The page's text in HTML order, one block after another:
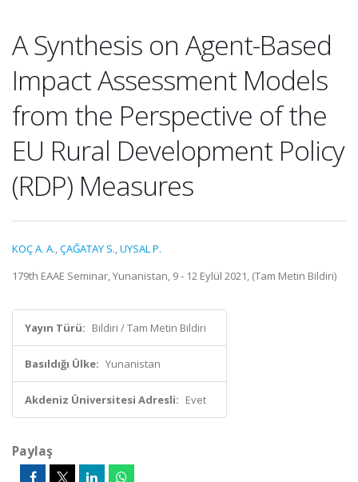
A Synthesis on Agent-Based
Impact Assessment Models
from the Perspective of the
EU Rural Development Policy
(RDP) Measures
KOÇ A. A.,ÇAĞATAY S.,UYSAL P.
179th EAAE Seminar, Yunanistan, 9 - 12 Eylül 2021, (Tam Metin Bildiri)
Yayın Türü: Bildiri / Tam Metin Bildiri
Basıldığı Ülke: Yunanistan
Akdeniz Üniversitesi Adresli: Evet
Paylaş